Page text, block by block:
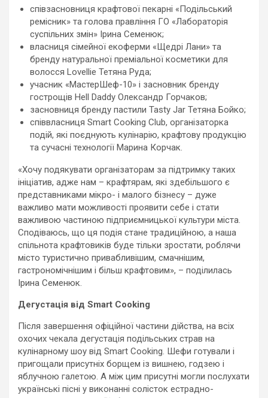
співзасновниця крафтової пекарні «Подільський
ремісник» та голова правління ГО «Лабораторія
суспільних змін» Ірина Семенюк;
власниця сімейної екоферми «Щедрі Лани» та
бренду натуральної преміальної косметики для
волосся Lovellie Тетяна Руда;
учасник «МастерШеф-10» і засновник бренду
гострощів Hell Daddy Олександр Горчаков;
засновниця бренду пастили Tasty Jar Тетяна Бойко;
співвласниця Smart Cooking Club, організаторка
подій, які поєднують кулінарію, крафтову продукцію
та сучасні технології Марина Корчак.
«Хочу подякувати організаторам за підтримку таких
ініціатив, адже нам – крафтярам, які здебільшого є
представниками мікро- і малого бізнесу – дуже
важливо мати можливості проявити себе і стати
важливою частиною підприємницької культури міста.
Сподіваюсь, що ця подія стане традиційною, а наша
спільнота крафтовиків буде тільки зростати, роблячи
місто туристично привабливішим, смачнішим,
гастрономічнішим і більш крафтовим», – поділилась
Ірина Семенюк.
Дегустація від Smart Cooking
Після завершення офіційної частини дійства, на всіх
охочих чекала дегустація подільських страв на
кулінарному шоу від Smart Cooking. Шефи готували і
пригощали присутніх борщем із вишнею, годзею і
яблучною галетою. А між цим присутні могли послухати
українські пісні у виконанні солісток естрадно-